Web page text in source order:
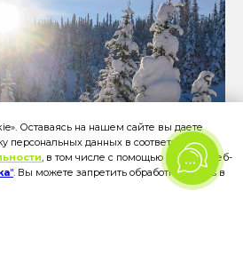
Оставаясь на нашем сайте вы даете
персональных данных в соответствии с
, в том числе с помощью сервиса веб-
". Вы можете запретить обработку cookies в